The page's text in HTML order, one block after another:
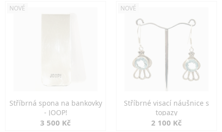
NOVÉ
Stříbrná spona na bankovky
- JOOP!
3 500 Kč
NOVÉ
Stříbrné visací náušnice s
topazy
2 100 Kč